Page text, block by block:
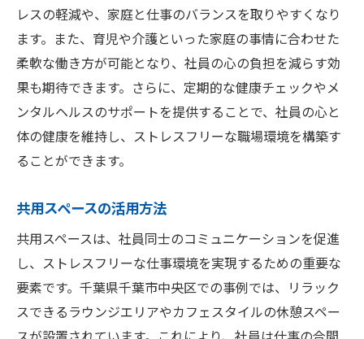
レスの軽減や、家庭と仕事のバランスを取りやすくなり
ます。また、育児や介護といった家庭の事情に合わせた
柔軟な働き方が可能となり、社員の心の負担を減らす効
果も期待できます。さらに、定期的な健康チェックやメ
ンタルヘルスのサポートを提供することで、社員の心と
体の健康を維持し、ストレスフリーな職場環境を構築す
ることができます。
共用スペースの活用方法
共用スペースは、社員同士のコミュニケーションを促進
し、ストレスフリーな仕事環境を実現するための重要な
要素です。千葉県千葉市中央区での事例では、リラック
スできるラウンジエリアやカフェスタイルの休憩スペー